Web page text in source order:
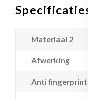
Materiaal 2
Afwerking
Anti fingerprint